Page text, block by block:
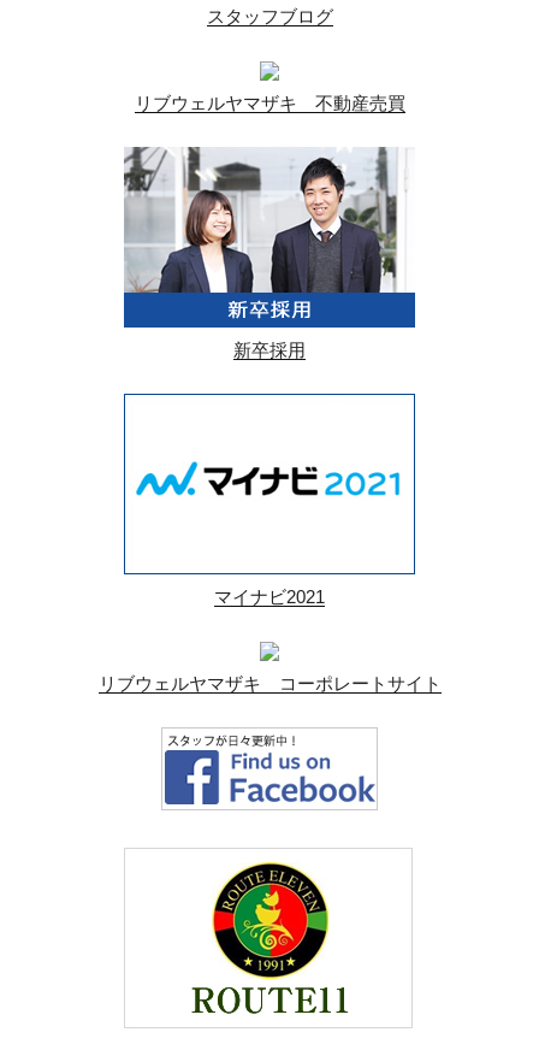
スタッフブログ
リブウェルヤマザキ 不動産売買
新卒採用
マイナビ2021
リブウェルヤマザキ コーポレートサイト